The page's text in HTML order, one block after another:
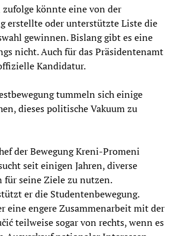
könnte eine von der
erstellte oder unterstützte Liste die
gewinnen. Bislang gibt es eine
nicht. Auch für das Präsidentenamt
Kandidatur.
tummeln sich einige
dieses politische Vakuum zu
der Bewegung Kreni-Promeni
seit einigen Jahren, diverse
für seine Ziele zu nutzen.
er die Studentenbewegung.
eine engere Zusammenarbeit mit der
teilweise sogar von rechts, wenn es